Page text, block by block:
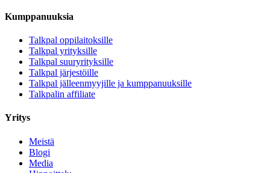
Kumppanuuksia
Talkpal oppilaitoksille
Talkpal yrityksille
Talkpal suuryrityksille
Talkpal järjestöille
Talkpal jälleenmyyjille ja kumppanuuksille
Talkpalin affiliate
Yritys
Meistä
Blogi
Media